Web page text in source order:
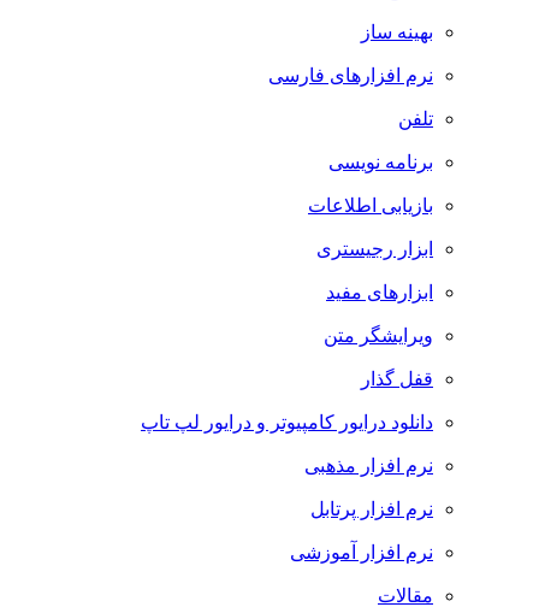
بهینه ساز
نرم افزارهای فارسی
تلفن
برنامه نویسی
بازیابی اطلاعات
ابزار رجیستری
ابزارهای مفید
ویرایشگر متن
قفل گذار
دانلود درایور کامپیوتر و درایور لپ تاپ
نرم افزار مذهبی
نرم افزار پرتابل
نرم افزار آموزشی
مقالات